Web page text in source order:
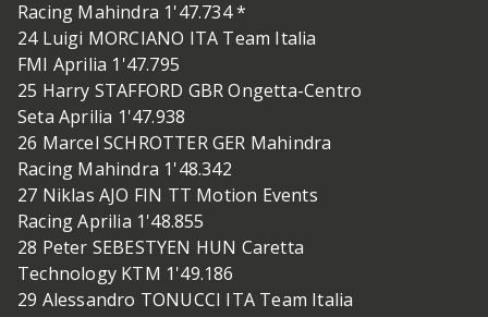
Racing Mahindra 1'47.734 *
24 Luigi MORCIANO ITA Team Italia
FMI Aprilia 1'47.795
25 Harry STAFFORD GBR Ongetta-Centro
Seta Aprilia 1'47.938
26 Marcel SCHROTTER GER Mahindra
Racing Mahindra 1'48.342
27 Niklas AJO FIN TT Motion Events
Racing Aprilia 1'48.855
28 Peter SEBESTYEN HUN Caretta
Technology KTM 1'49.186
29 Alessandro TONUCCI ITA Team Italia